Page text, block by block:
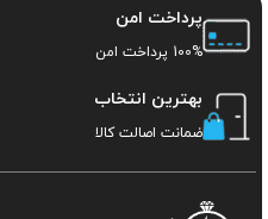
پرداخت امن
100% پرداخت امن
بهترین انتخاب
ضمانت اصالت کالا